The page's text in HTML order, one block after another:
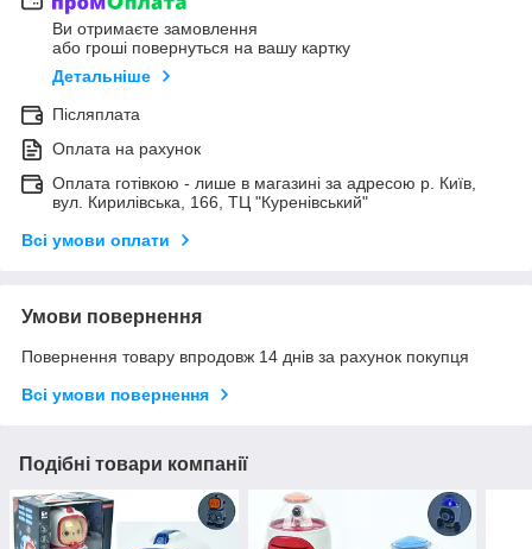
Ви отримаєте замовлення
або гроші повернуться на вашу картку
Детальніше
Післяплата
Оплата на рахунок
Оплата готівкою - лише в магазині за адресою р. Київ,
вул. Кирилівська, 166, ТЦ "Куренівський"
Всі умови оплати
Умови повернення
Повернення товару впродовж 14 днів за рахунок покупця
Всі умови повернення
Подібні товари компанії